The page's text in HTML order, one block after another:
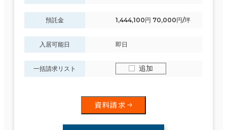
預託金 1,444,100円 70,000円/坪
入居可能日 即日
一括請求リスト 追加
資料請求